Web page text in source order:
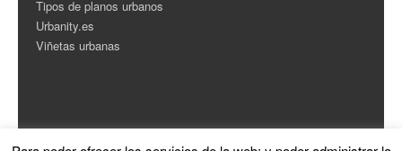
Tipos de planos urbanos
Urbanity.es
Viñetas urbanas